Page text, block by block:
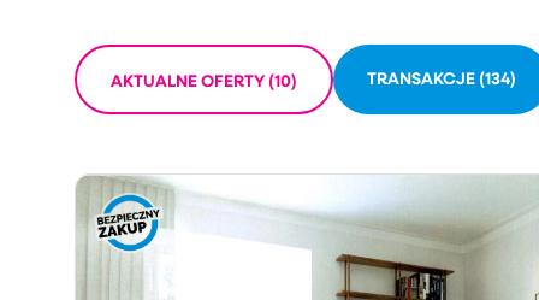
AKTUALNE OFERTY (10) TRANSAKCJE (134)